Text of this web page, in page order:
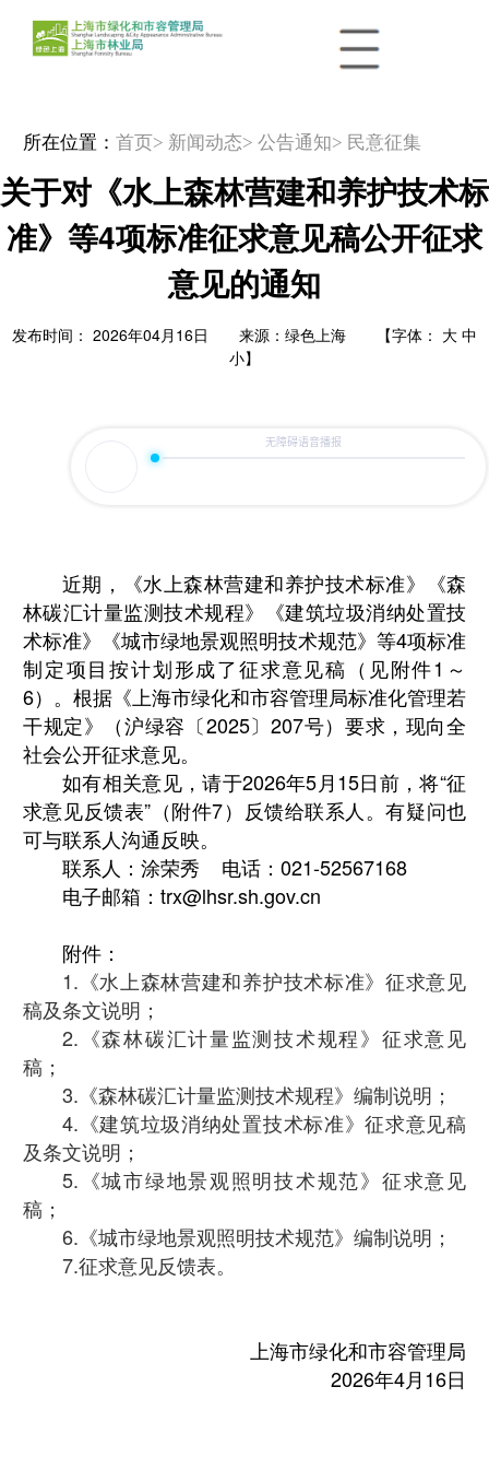
所在位置： 首页 > 新闻动态> 公告通知> 民意征集
关于对《水上森林营建和养护技术标
准》等4项标准征求意见稿公开征求
意见的通知
发布时间： 2026年04月16日 来源：绿色上海 【字体： 大 中
小】
近期，《水上森林营建和养护技术标准》《森
林碳汇计量监测技术规程》《建筑垃圾消纳处置技
术标准》《城市绿地景观照明技术规范》等4项标准
制定项目按计划形成了征求意见稿（见附件1～
6）。根据《上海市绿化和市容管理局标准化管理若
干规定》（沪绿容〔2025〕207号）要求，现向全
社会公开征求意见。
如有相关意见，请于2026年5月15日前，将“征
求意见反馈表”（附件7）反馈给联系人。有疑问也
可与联系人沟通反映。
联系人：涂荣秀 电话：021-52567168
电子邮箱：trx@lhsr.sh.gov.cn
附件：
1.《水上森林营建和养护技术标准》征求意见
稿及条文说明；
2.《森林碳汇计量监测技术规程》征求意见
稿；
3.《森林碳汇计量监测技术规程》编制说明；
4.《建筑垃圾消纳处置技术标准》征求意见稿
及条文说明；
5.《城市绿地景观照明技术规范》征求意见
稿；
6.《城市绿地景观照明技术规范》编制说明；
7.征求意见反馈表。
上海市绿化和市容管理局
2026年4月16日